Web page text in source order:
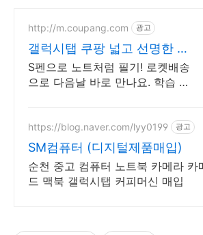
http://m.coupang.com 광고
갤럭시탭 쿠팡 넓고 선명한 화
면
S펜으로 노트처럼 필기! 로켓배송
으로 다음날 바로 만나요. 학습 인
https://blog.naver.com/lyy0199 광고
SM컴퓨터 (디지털제품매입)
순천 중고 컴퓨터 노트북 카메라 카
드 맥북 갤럭시탭 커피머신 매입